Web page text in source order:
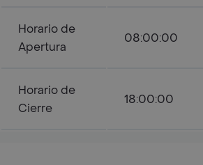
Horario de
Apertura
08:00:00
Horario de
Cierre
18:00:00